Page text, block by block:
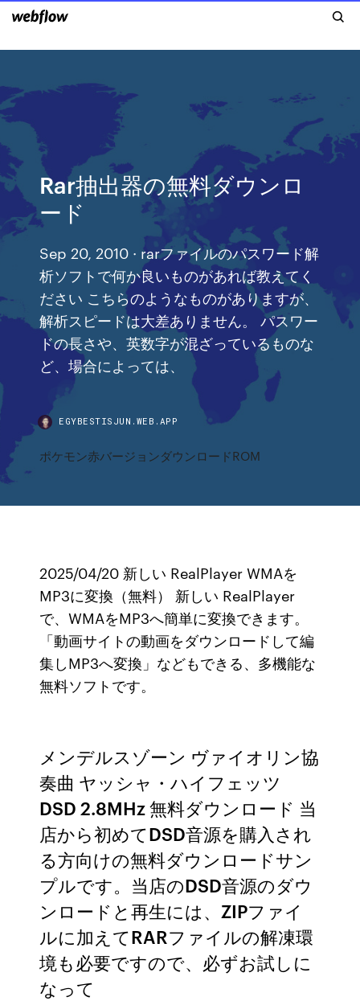
Rar抽出器の無料ダウンロ
ード
Sep 20, 2010 · rarファイルのパスワード解
析ソフトで何か良いものがあれば教えてく
ださい こちらのようなものがありますが、
解析スピードは大差ありません。 パスワー
ドの長さや、英数字が混ざっているものな
ど、場合によっては、
EGYBESTISJUN.WEB.APP
ポケモン赤バージョンダウンロードROM
2025/04/20 新しい RealPlayer WMAを
MP3に変換（無料） 新しい RealPlayer
で、WMAをMP3へ簡単に変換できます。
「動画サイトの動画をダウンロードして編
集しMP3へ変換」などもできる、多機能な
無料ソフトです。
メンデルスゾーン ヴァイオリン協
奏曲 ヤッシャ・ハイフェッツ
DSD 2.8MHz 無料ダウンロード 当
店から初めてDSD音源を購入され
る方向けの無料ダウンロードサン
プルです。当店のDSD音源のダウ
ンロードと再生には、ZIPファイ
ルに加えてRARファイルの解凍環
境も必要ですので、必ずお試しに
なって